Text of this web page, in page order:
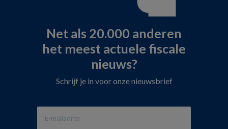
Net als 20.000 anderen
het meest actuele fiscale
nieuws?
Schrijf je in voor onze nieuwsbrief